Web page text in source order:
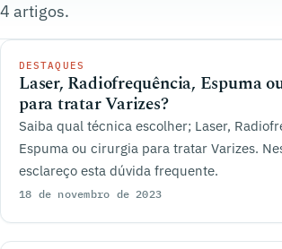
4 artigos.
DESTAQUES
Laser, Radiofrequência, Espuma
para tratar Varizes?
Saiba qual técnica escolher; Laser,
Espuma ou cirurgia para tratar Varizes.
esclareço esta dúvida frequente.
18 de novembro de 2023